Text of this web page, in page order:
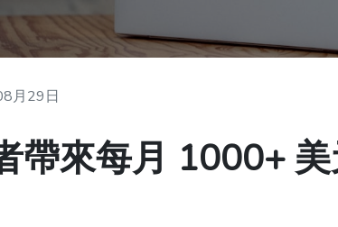
月29日
帶來每月 1000+